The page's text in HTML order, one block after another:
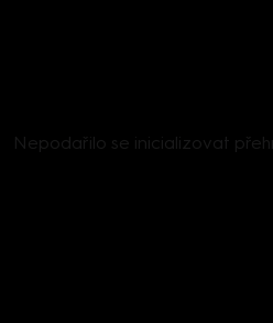
Nepodařilo se inicializovat